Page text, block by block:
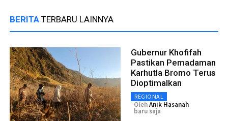
BERITA TERBARU LAINNYA
Gubernur Khofifah
Pastikan Pemadaman
Karhutla Bromo Terus
Dioptimalkan
REGIONAL
OlehAnik Hasanah
baru saja